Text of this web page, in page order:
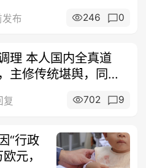
发布 246 0
理 本人国内全真道
主修传统堪舆，同时
复 702 9
“行政
元，